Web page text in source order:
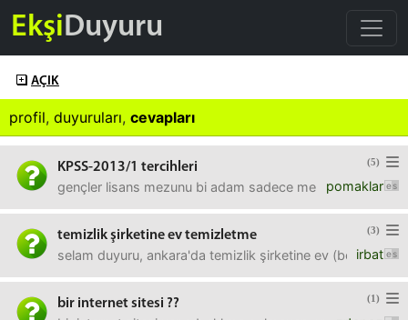
EkşiDuyuru
AÇIK
profil, duyuruları, cevapları
(5)
KPSS-2013/1 tercihleri
pomaklar
gençler lisans mezunu bi adam sadece memur sıfatı ile
(3)
temizlik şirketine ev temizletme
irbat
selam duyuru, ankara'da temizlik şirketine ev (boş ama
(1)
bir internet sitesi ??